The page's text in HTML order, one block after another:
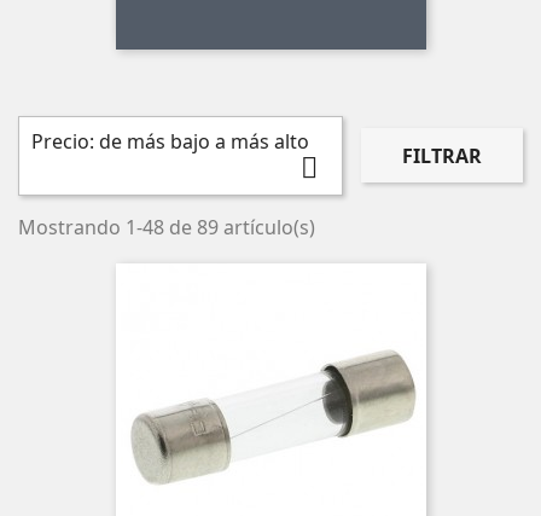
Precio: de más bajo a más alto
 FILTRAR
Mostrando 1-48 de 89 artículo(s)